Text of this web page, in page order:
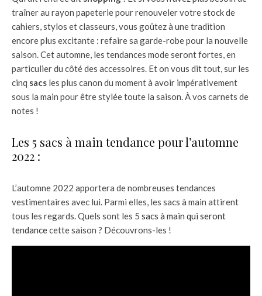
traîner au rayon papeterie pour renouveler votre stock de
cahiers, stylos et classeurs, vous goûtez à une tradition
encore plus excitante : refaire sa garde-robe pour la nouvelle
saison. Cet automne, les tendances mode seront fortes, en
particulier du côté des accessoires. Et on vous dit tout, sur les
cinq sacs les plus canon du moment à avoir impérativement
sous la main pour être stylée toute la saison. À vos carnets de
notes !
Les 5 sacs à main tendance pour l’automne
2022 :
L’automne 2022 apportera de nombreuses tendances
vestimentaires avec lui. Parmi elles, les sacs à main attirent
tous les regards. Quels sont les 5 sacs à main qui seront
tendancecette saison ? Découvrons-les !